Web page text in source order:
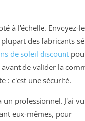
à l'échelle. Envoyez-
des fabricants
de soleil discount
de valider la
: c'est une sécurité.
un professionnel. J'ai
eux-mêmes, pour